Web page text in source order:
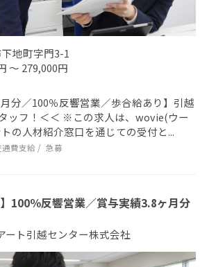
地町字門3-1
～ 279,000円
分／100％反響営業／歩合給あり】引越
ッフ！＜＜ ※この求人は、wovie(ウー
の人材紹介窓口を通じての受付と...
通費支給 急募
】100％反響営業／賞与実績3.8ヶ月分
ト引越センター株式会社